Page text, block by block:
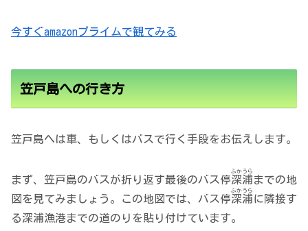
今すぐamazonプライムで観てみる
笠戸島への行き方
笠戸島へは車、もしくはバスで行く手段をお伝えします。
まず、笠戸島のバスが折り返す最後のバス停深浦
ふかうら
までの地
図を見てみましょう。この地図では、バス停深浦
ふかうら
に隣接す
る深浦漁港までの道のりを貼り付けています。